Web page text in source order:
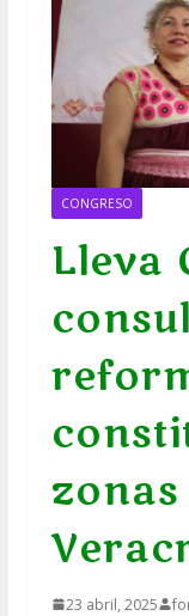
CONGRESO
Lleva
23 abril, 2025